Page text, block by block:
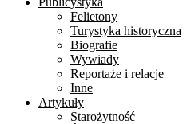
Felietony
Turystyka historyczna
Biografie
Wywiady
Reportaże i relacje
Inne
Artykuły
Starożytność